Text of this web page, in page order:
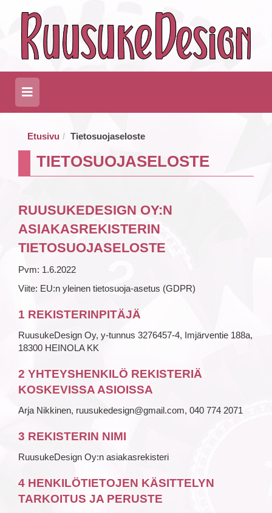
Etusivu Tietosuojaseloste
TIETOSUOJASELOSTE
RUUSUKEDESIGN OY:N
ASIAKASREKISTERIN
TIETOSUOJASELOSTE
Pvm: 1.6.2022
Viite: EU:n yleinen tietosuoja-asetus (GDPR)
1 REKISTERINPITÄJÄ
RuusukeDesign Oy, y-tunnus 3276457-4, Imjärventie 188a,
18300 HEINOLA KK
2 YHTEYSHENKILÖ REKISTERIÄ
KOSKEVISSA ASIOISSA
Arja Nikkinen, ruusukedesign@gmail.com, 040 774 2071
3 REKISTERIN NIMI
RuusukeDesign Oy:n asiakasrekisteri
4 HENKILÖTIETOJEN KÄSITTELYN
TARKOITUS JA PERUSTE